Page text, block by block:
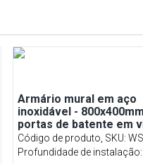
Armário mural em aço
inoxidável -
portas de batente em
650mm de altura
Código de produto, SKU:
Profundidade de